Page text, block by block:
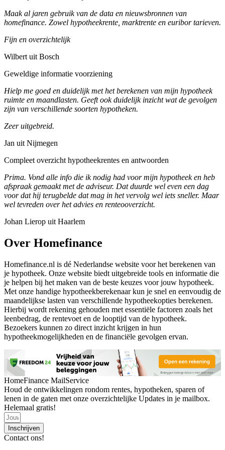
Maak al jaren gebruik van de data en nieuwsbronnen van
homefinance. Zowel hypotheekrente, marktrente en euribor tarieven.
Fijn en overzichtelijk
Wilbert uit Bosch
Geweldige informatie voorziening
Hielp me goed en duidelijk met het berekenen van mijn hypotheek
ruimte en maandlasten. Geeft ook duidelijk inzicht wat de gevolgen
zijn van verschillende soorten hypotheken.
Zeer uitgebreid.
Jan uit Nijmegen
Compleet overzicht hypotheekrentes en antwoorden
Prima. Vond alle info die ik nodig had voor mijn hypotheek en heb
afspraak gemaakt met de adviseur. Dat duurde wel even een dag
voor dat hij terugbelde dat mag in het vervolg wel iets sneller. Maar
wel tevreden over het advies en renteooverzicht.
Johan Lierop uit Haarlem
Over Homefinance
Homefinance.nl is dé Nederlandse website voor het berekenen van
je hypotheek. Onze website biedt uitgebreide tools en informatie die
je helpen bij het maken van de beste keuzes voor jouw hypotheek.
Met onze handige hypotheekberekenaar kun je snel en eenvoudig de
maandelijkse lasten van verschillende hypotheekopties berekenen.
Hierbij wordt rekening gehouden met essentiële factoren zoals het
leenbedrag, de rentevoet en de looptijd van de hypotheek.
Bezoekers kunnen zo direct inzicht krijgen in hun
hypotheekmogelijkheden en de financiële gevolgen ervan.
HomeFinance MailService
Houd de ontwikkelingen rondom rentes, hypotheken, sparen of
lenen in de gaten met onze overzichtelijke Updates in je mailbox.
Helemaal gratis!
Inschrijven
Contact ons!